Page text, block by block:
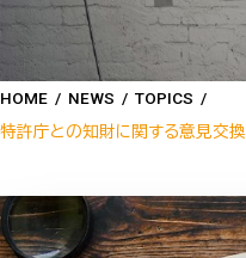
HOME / NEWS / TOPICS /
特許庁との知財に関する意見交